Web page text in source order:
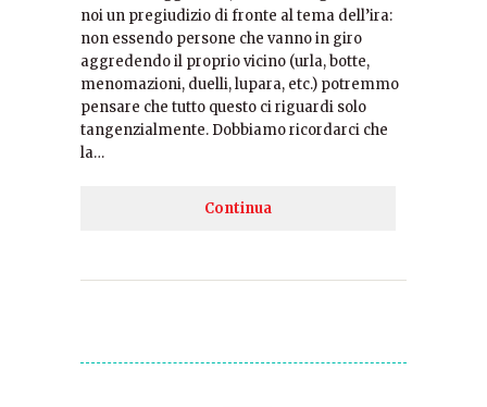
noi un pregiudizio di fronte al tema dell’ira:
non essendo persone che vanno in giro
aggredendo il proprio vicino (urla, botte,
menomazioni, duelli, lupara, etc.) potremmo
pensare che tutto questo ci riguardi solo
tangenzialmente. Dobbiamo ricordarci che
la…
Continua